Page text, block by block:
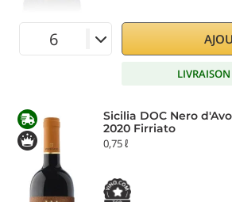
Sicilia DOC Nero
2020 Firriato
0,75 ℓ